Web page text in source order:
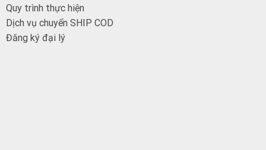
Quy trình thực hiện
Dịch vụ chuyển SHIP COD
Đăng ký đại lý